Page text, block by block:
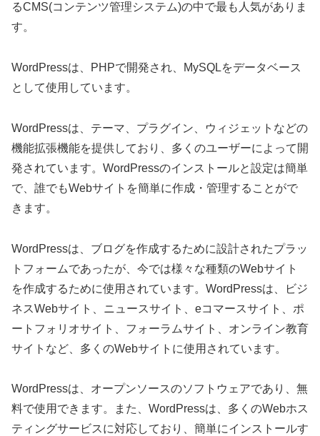
るCMS(コンテンツ管理システム)の中で最も人気がありま
す。
WordPressは、PHPで開発され、MySQLをデータベース
として使用しています。
WordPressは、テーマ、プラグイン、ウィジェットなどの
機能拡張機能を提供しており、多くのユーザーによって開
発されています。WordPressのインストールと設定は簡単
で、誰でもWebサイトを簡単に作成・管理することがで
きます。
WordPressは、ブログを作成するために設計されたプラッ
トフォームであったが、今では様々な種類のWebサイト
を作成するために使用されています。WordPressは、ビジ
ネスWebサイト、ニュースサイト、eコマースサイト、ポ
ートフォリオサイト、フォーラムサイト、オンライン教育
サイトなど、多くのWebサイトに使用されています。
WordPressは、オープンソースのソフトウェアであり、無
料で使用できます。また、WordPressは、多くのWebホス
ティングサービスに対応しており、簡単にインストールす